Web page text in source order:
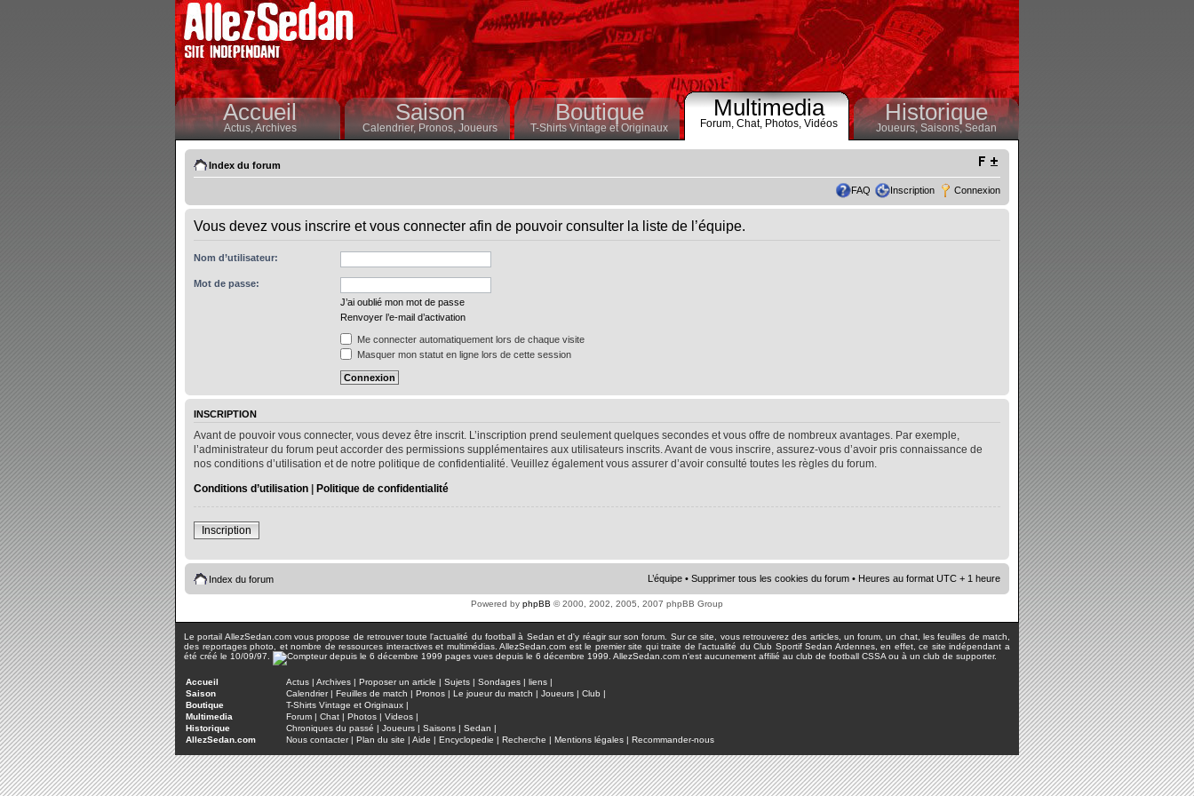
Accueil
Actus,Archives
Saison
Calendrier,Pronos, Joueurs
Boutique
T-Shirts Vintage et Originaux
Multimedia
Forum, Chat, Photos, Vidéos Historique
Joueurs, Saisons,Sedan
Index du forum
FAQ Inscription Connexion
Vous devez vous inscrire et vous connecter afin de pouvoir consulter la liste de l’équipe.
Nom d’utilisateur:
Mot de passe:
J’ai oublié mon mot de passe
Renvoyer l’e-mail d’activation
Me connecter automatiquement lors de chaque visite
Masquer mon statut en ligne lors de cette session
INSCRIPTION
Avant de pouvoir vous connecter, vous devez être inscrit. L’inscription prend seulement quelques secondes et vous offre de nombreux avantages. Par exemple,
l’administrateur du forum peut accorder des permissions supplémentaires aux utilisateurs inscrits. Avant de vous inscrire, assurez-vous d’avoir pris connaissance de
nos conditions d’utilisation et de notre politique de confidentialité. Veuillez également vous assurer d’avoir consulté toutes les règles du forum.
Conditions d’utilisation | Politique de confidentialité
Inscription
Index du forum L’équipe • Supprimer tous les cookies du forum • Heures au format UTC + 1 heure
Powered by phpBB © 2000, 2002, 2005, 2007 phpBB Group
Le portail AllezSedan.com vous propose de retrouver toute l'actualité du football à Sedan et d'y réagir sur son forum. Sur ce site, vous retrouverez des articles, un forum, un chat, les feuilles de match,
des reportages photo, et nombre de ressources interactives et multimédias. AllezSedan.com est le premier site qui traite de l'actualité du Club Sportif Sedan Ardennes, en effet, ce site indépendant a
été créé le 10/09/97.
pages vues depuis le 6 décembre 1999. AllezSedan.com n'est aucunement affilié au club de football CSSA ou à un club de supporter.
Accueil Actus | Archives | Proposer un article | Sujets | Sondages | liens |
Saison
Calendrier| Feuilles de match | Pronos | Le joueur du match | Joueurs | Club |
Boutique
T-Shirts Vintage et Originaux |
Multimedia
Forum | Chat | Photos | Videos |
Historique
Chroniques du passé | Joueurs | Saisons | Sedan |
AllezSedan.com
Nous contacter| Plan du site | Aide | Encyclopedie | Recherche | Mentions légales | Recommander-nous